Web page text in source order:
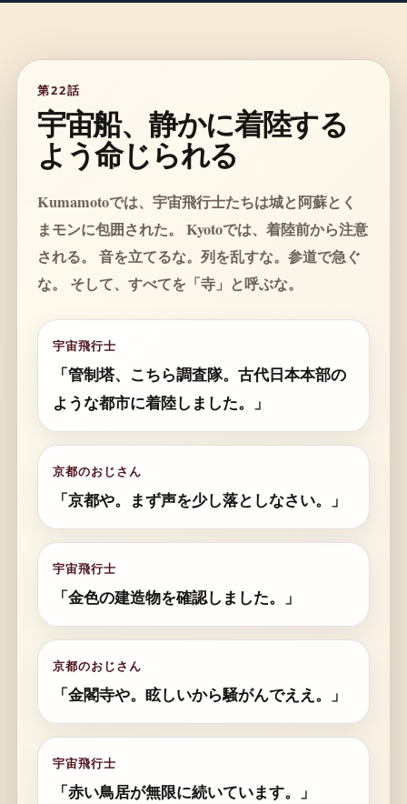
第22話
宇宙船、静かに着陸する
よう命じられる
Kumamotoでは、宇宙飛行士たちは城と阿蘇とく
まモンに包囲された。 Kyotoでは、着陸前から注意
される。 音を立てるな。列を乱すな。参道で急ぐ
な。 そして、すべてを「寺」と呼ぶな。
宇宙飛行士
「管制塔、こちら調査隊。古代日本本部の
ような都市に着陸しました。」
京都のおじさん
「京都や。まず声を少し落としなさい。」
宇宙飛行士
「金色の建造物を確認しました。」
京都のおじさん
「金閣寺や。眩しいから騒がんでええ。」
宇宙飛行士
「赤い鳥居が無限に続いています。」